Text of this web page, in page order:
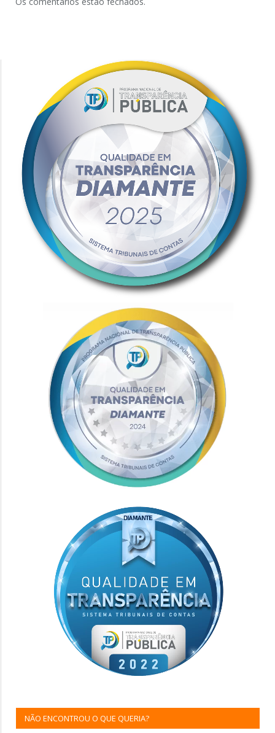
NÃO ENCONTROU O QUE QUERIA?